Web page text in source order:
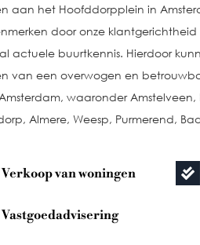
aan het Hoofddorpplein in
door onze
actuele buurtkennis. Hierdoor
van een overwogen en
waaronder
Almere, Weesp, Purmerend,
Verkoop van woningen
Vastgoedadvisering
